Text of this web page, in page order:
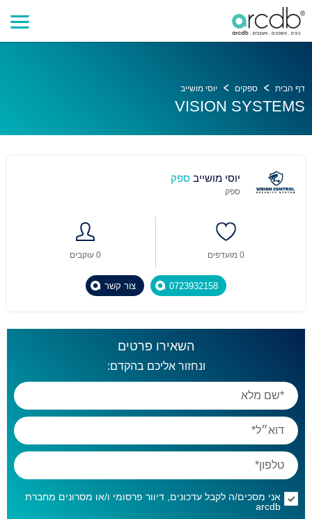
דף הבית ספקים יוסי מושייב
VISION SYSTEMS
יוסי מושייב ספק
ספק
0 עוקבים 0 מועדפים
צור קשר 0723932158
השאירו פרטים
ונחזור אליכם בהקדם:
אני מסכים/ה לקבל עדכונים, דיוור פרסומי ו/או מסרונים מחברת
arcdb